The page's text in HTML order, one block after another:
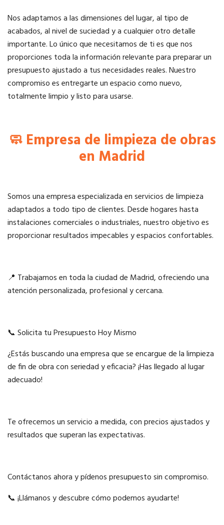
Nos adaptamos a las dimensiones del lugar, al tipo de
acabados, al nivel de suciedad y a cualquier otro detalle
importante. Lo único que necesitamos de ti es que nos
proporciones toda la información relevante para preparar un
presupuesto ajustado a tus necesidades reales. Nuestro
compromiso es entregarte un espacio como nuevo,
totalmente limpio y listo para usarse.
🧼 Empresa de limpieza de obras
en Madrid
Somos una empresa especializada en servicios de limpieza
adaptados a todo tipo de clientes. Desde hogares hasta
instalaciones comerciales o industriales, nuestro objetivo es
proporcionar resultados impecables y espacios confortables.
📍 Trabajamos en toda la ciudad de Madrid, ofreciendo una
atención personalizada, profesional y cercana.
📞 Solicita tu Presupuesto Hoy Mismo
¿Estás buscando una empresa que se encargue de la limpieza
de fin de obra con seriedad y eficacia? ¡Has llegado al lugar
adecuado!
Te ofrecemos un servicio a medida, con precios ajustados y
resultados que superan las expectativas.
Contáctanos ahora y pídenos presupuesto sin compromiso.
📞 ¡Llámanos y descubre cómo podemos ayudarte!